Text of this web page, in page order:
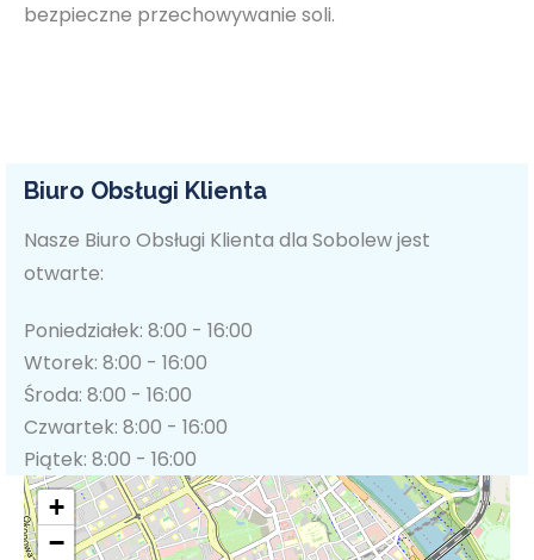
bezpieczne przechowywanie soli.
Biuro Obsługi Klienta
Nasze Biuro Obsługi Klienta dla Sobolew jest
otwarte:
Poniedziałek: 8:00 - 16:00
Wtorek: 8:00 - 16:00
Środa: 8:00 - 16:00
Czwartek: 8:00 - 16:00
Piątek: 8:00 - 16:00
+
−